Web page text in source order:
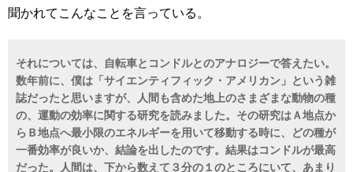
聞かれてこんなことを言っている。
それについては、自転車とコンドルとのアナロジーで答えたい。
数年前に、僕は「サイエンティフィック・アメリカン」という雑
誌だったと思いますが、人間も含めた地上のさまざまな動物の種
の、運動の効率に関する研究を読みました。その研究はＡ地点か
らＢ地点へ最小限のエネルギーを用いて移動する時に、どの種が
一番効率が良いか、結論を出したのです。結果はコンドルが最高
だった。人間は、下から数えて３分の１のところにいて、あまり